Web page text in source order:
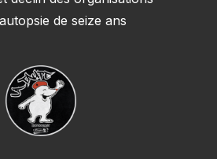
de seize ans